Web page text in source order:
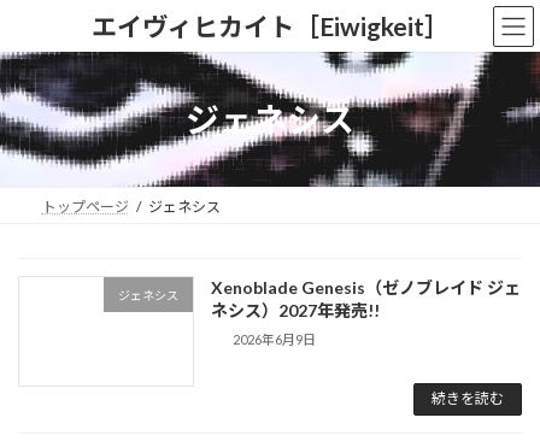
テ
ン
ツ
へ
ス
ゲ
ー
シ
ョ
ン
エイヴィヒカイト［Eiwigkeit］
ジェネシス
トップページ ジェネシス
ジェネシス
Xenoblade Genesis（ゼノブレイド ジェ
ネシス）2027年発売!!
2026年6月9日
続きを読む